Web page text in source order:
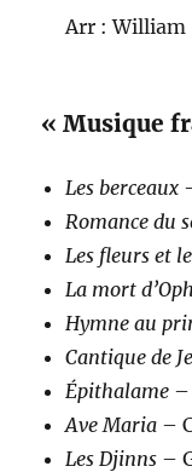
Arr : William
« Musique
Les berceaux
Romance du
Les fleurs et
La mort
Hymne au
Cantique de
Épithalame –
Ave Maria –
Les Djinns –